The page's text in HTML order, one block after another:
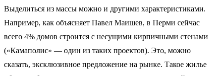
Выделиться из массы можно и другими характеристиками.
Например, как объясняет Павел Маишев, в Перми сейчас
всего 4% домов строится с несущими кирпичными стенами
(«Камаполис» — один из таких проектов). Это, можно
сказать, эксклюзивное предложение на рынке. Такое жилье